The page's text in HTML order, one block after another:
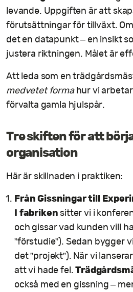
levande. Uppgiften är att
förutsättningar för tillväxt. Om
det en datapunkt – en insikt
justera riktningen. Målet är
Att leda som en
medvetet formahur vi
förvalta gamla hjulspår.
Tre skiften för att
organisation
Här är skillnaden i praktiken:
Från Gissningar till
I fabriken sitter vi i
och gissar vad kunden vill
”förstudie”). Sedan bygger
det ”projekt”). När vi
att vi hade fel.
också med en gissning –